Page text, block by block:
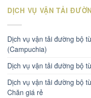
DỊCH VỤ VẬN TẢI
Dịch vụ vận tải đường bộ
(Campuchia)
Dịch vụ vận tải đường bộ
Dịch vụ vận tải đường bộ
Chăn giá rẻ